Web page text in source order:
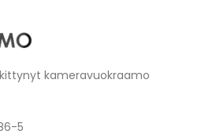
kameravuokraamo
5